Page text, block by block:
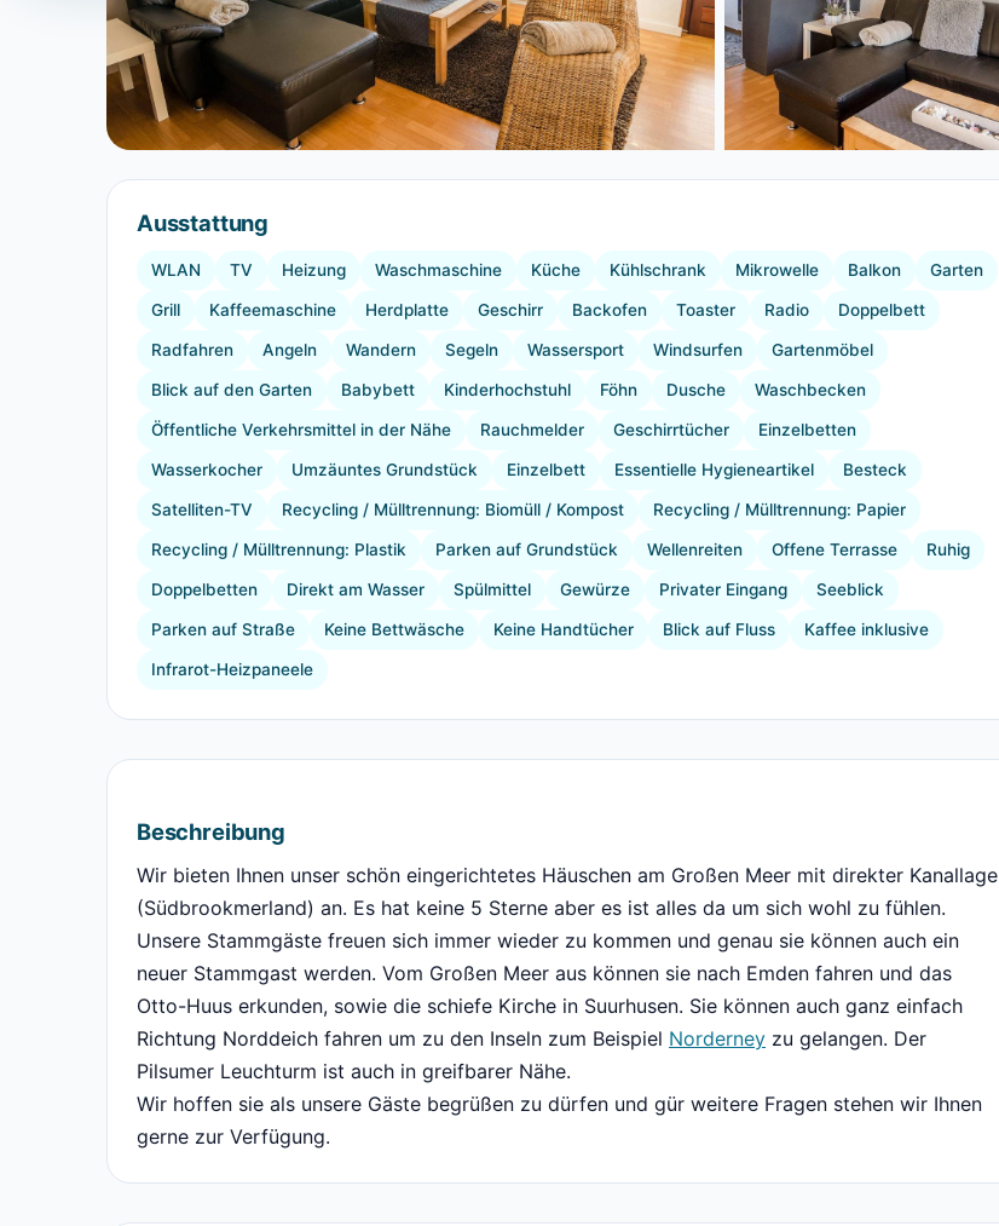
Ausstattung
WLAN TV Heizung Waschmaschine Küche Kühlschrank Mikrowelle Balkon Garten
Grill Kaffeemaschine Herdplatte Geschirr Backofen Toaster Radio Doppelbett
Radfahren Angeln Wandern Segeln Wassersport Windsurfen Gartenmöbel
Blick auf den Garten Babybett Kinderhochstuhl Föhn Dusche Waschbecken
Öffentliche Verkehrsmittel in der Nähe Rauchmelder Geschirrtücher Einzelbetten
Wasserkocher Umzäuntes Grundstück Einzelbett Essentielle Hygieneartikel Besteck
Satelliten-TV Recycling / Mülltrennung: Biomüll / Kompost Recycling / Mülltrennung: Papier
Recycling / Mülltrennung: Plastik Parken auf Grundstück Wellenreiten Offene Terrasse Ruhig
Doppelbetten Direkt am Wasser Spülmittel Gewürze Privater Eingang Seeblick
Parken auf Straße Keine Bettwäsche Keine Handtücher Blick auf Fluss Kaffee inklusive
Infrarot-Heizpaneele
Beschreibung
Wir bieten Ihnen unser schön eingerichtetes Häuschen am Großen Meer mit direkter Kanallage
(Südbrookmerland) an. Es hat keine 5 Sterne aber es ist alles da um sich wohl zu fühlen.
Unsere Stammgäste freuen sich immer wieder zu kommen und genau sie können auch ein
neuer Stammgast werden. Vom Großen Meer aus können sie nach Emden fahren und das
Otto-Huus erkunden, sowie die schiefe Kirche in Suurhusen. Sie können auch ganz einfach
Richtung Norddeich fahren um zu den Inseln zum Beispiel Norderney zu gelangen. Der
Pilsumer Leuchturm ist auch in greifbarer Nähe.
Wir hoffen sie als unsere Gäste begrüßen zu dürfen und gür weitere Fragen stehen wir Ihnen
gerne zur Verfügung.